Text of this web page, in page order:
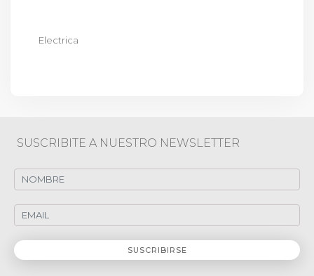
Electrica
SUSCRIBITE A NUESTRO NEWSLETTER